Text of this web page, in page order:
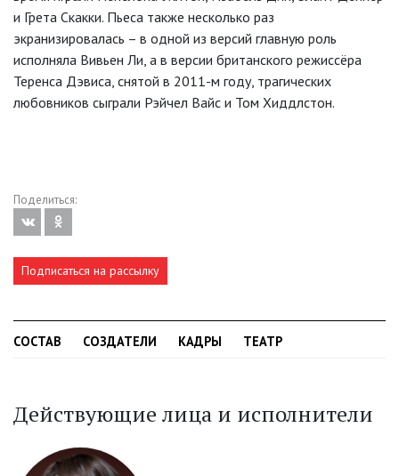
и Грета Скакки. Пьеса также несколько раз
экранизировалась – в одной из версий главную роль
исполняла Вивьен Ли, а в версии британского режиссёра
Теренса Дэвиса, снятой в 2011-м году, трагических
любовников сыграли Рэйчел Вайс и Том Хиддлстон.
Поделиться:
Подписаться на рассылку
СОСТАВ СОЗДАТЕЛИ КАДРЫ ТЕАТР
Действующие лица и исполнители